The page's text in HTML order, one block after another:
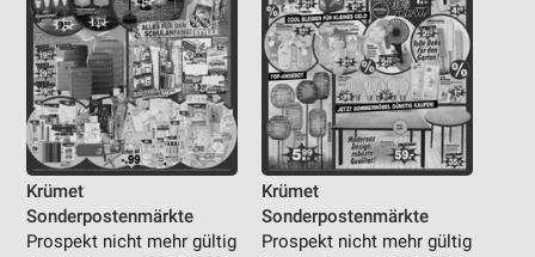
Krümet
Sonderpostenmärkte
Prospekt nicht mehr gültig
Krümet
Sonderpostenmärkte
Prospekt nicht mehr gültig